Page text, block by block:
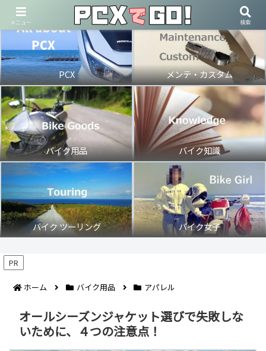
PCX メンテ・カスタム
バイク用品 バイク知識
バイク ツーリング バイク女子
PR
ホーム バイク用品 アパレル
オールシーズンジャケット選びで失敗しな
いために、４つの注意点！
メニュー 検索